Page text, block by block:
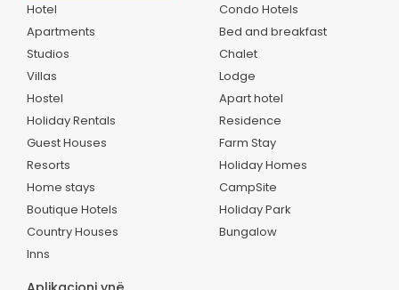
Hotel
Apartments
Studios
Villas
Hostel
Holiday Rentals
Guest Houses
Resorts
Home stays
Boutique Hotels
Country Houses
Inns
Condo Hotels
Bed and breakfast
Chalet
Lodge
Apart hotel
Residence
Farm Stay
Holiday Homes
CampSite
Holiday Park
Bungalow